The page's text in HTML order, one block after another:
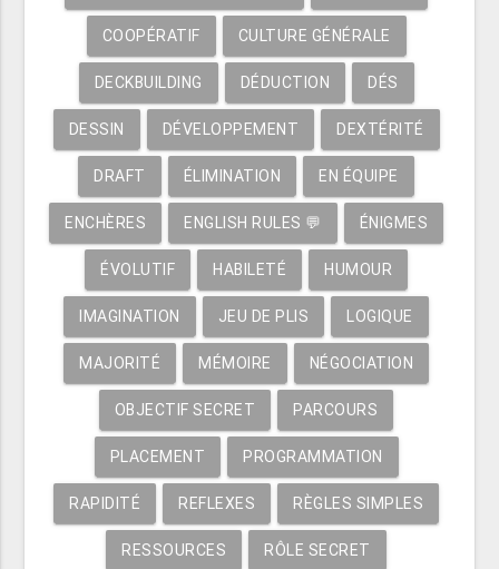
COOPÉRATIF CULTURE GÉNÉRALE
DECKBUILDING DÉDUCTION DÉS
DESSIN DÉVELOPPEMENT DEXTÉRITÉ
DRAFT ÉLIMINATION EN ÉQUIPE
ENCHÈRES ENGLISH RULES 💬 ÉNIGMES
ÉVOLUTIF HABILETÉ HUMOUR
IMAGINATION JEU DE PLIS LOGIQUE
MAJORITÉ MÉMOIRE NÉGOCIATION
OBJECTIF SECRET PARCOURS
PLACEMENT PROGRAMMATION
RAPIDITÉ REFLEXES RÈGLES SIMPLES
RESSOURCES RÔLE SECRET